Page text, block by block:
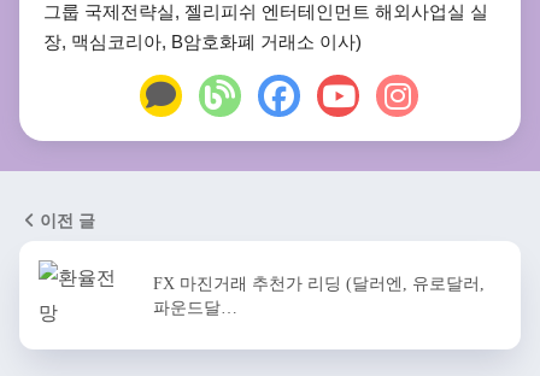
그룹 국제전략실, 젤리피쉬 엔터테인먼트 해외사업실 실
장, 맥심코리아, B암호화폐 거래소 이사)
이전 글
FX 마진거래 추천가 리딩 (달러엔, 유로달러,
파운드달…